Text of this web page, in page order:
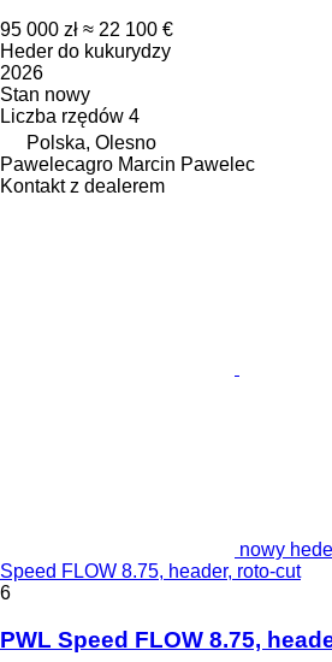
95 000 zł ≈ 22 100 €
Heder do kukurydzy
2026
Stan nowy
Liczba rzędów 4
Polska, Olesno
Pawelecagro Marcin Pawelec
Kontakt z dealerem
nowy
Speed FLOW 8.75, header, roto-cut
6
PWL Speed FLOW 8.75,